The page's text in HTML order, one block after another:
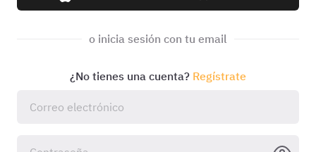
o inicia sesión con tu email
¿No tienes una cuenta? Regístrate